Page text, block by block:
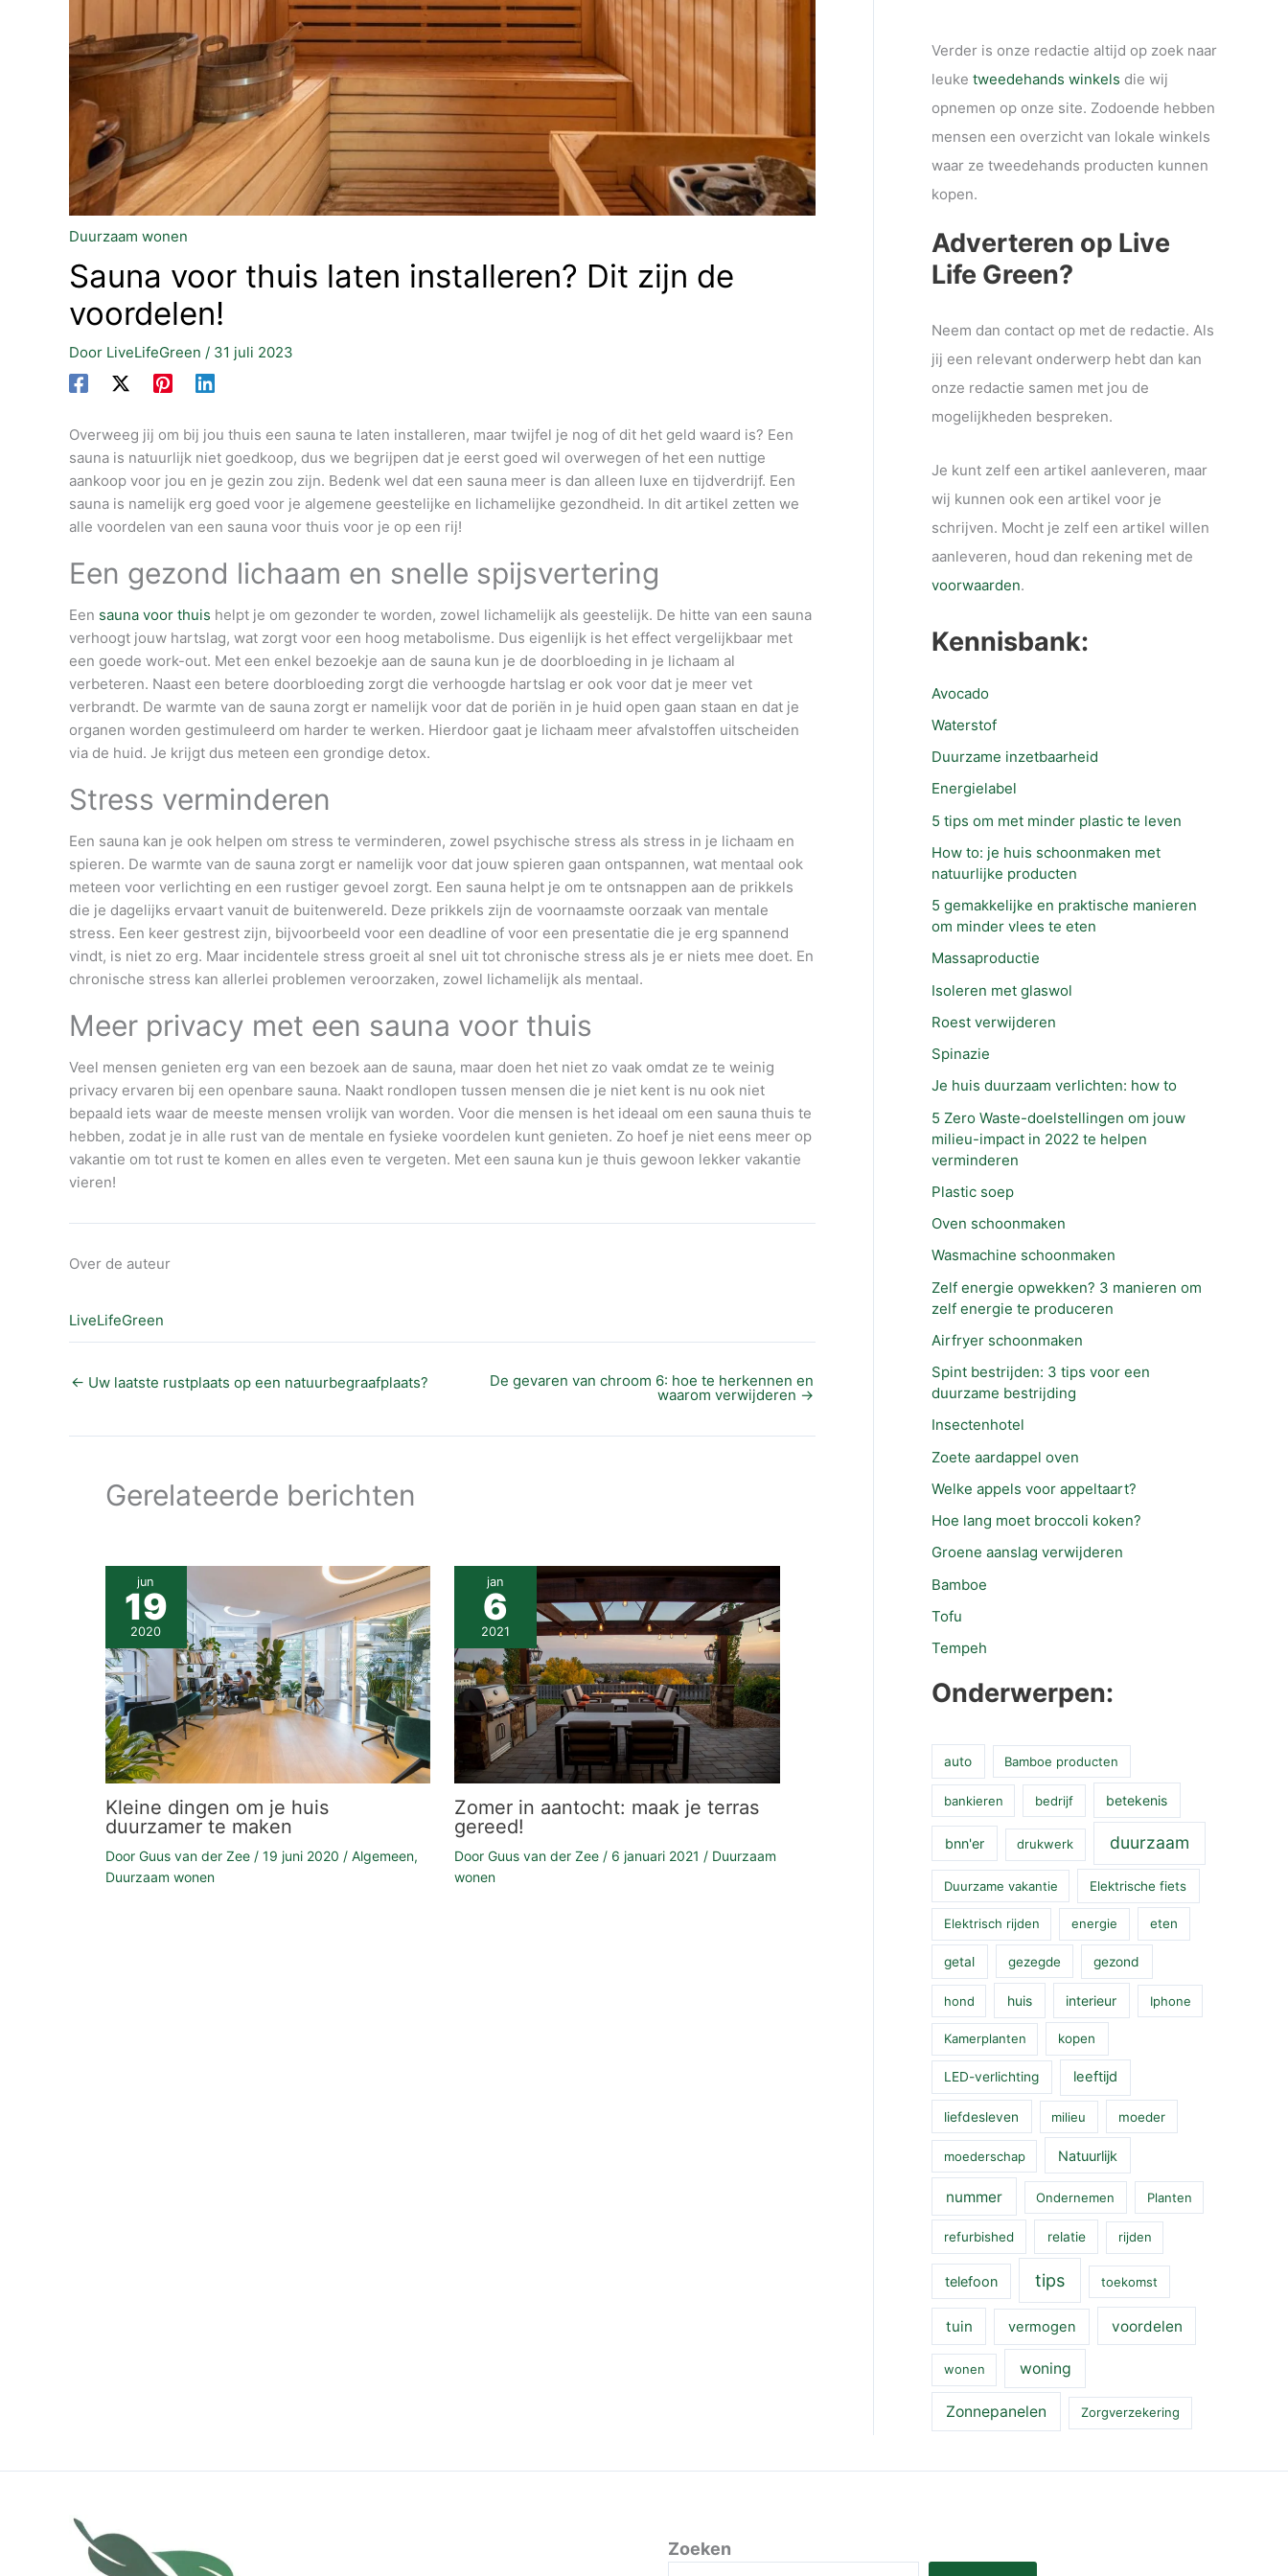
Duurzaam wonen
Sauna voor thuis laten installeren? Dit zijn de
voordelen!
Door LiveLifeGreen / 31 juli 2023
Overweeg jij om bij jou thuis een sauna te laten installeren, maar twijfel je nog of dit het geld waard is? Een
sauna is natuurlijk niet goedkoop, dus we begrijpen dat je eerst goed wil overwegen of het een nuttige
aankoop voor jou en je gezin zou zijn. Bedenk wel dat een sauna meer is dan alleen luxe en tijdverdrijf. Een
sauna is namelijk erg goed voor je algemene geestelijke en lichamelijke gezondheid. In dit artikel zetten we
alle voordelen van een sauna voor thuis voor je op een rij!
Een gezond lichaam en snelle spijsvertering
Een sauna voor thuis helpt je om gezonder te worden, zowel lichamelijk als geestelijk. De hitte van een sauna
verhoogt jouw hartslag, wat zorgt voor een hoog metabolisme. Dus eigenlijk is het effect vergelijkbaar met
een goede work-out. Met een enkel bezoekje aan de sauna kun je de doorbloeding in je lichaam al
verbeteren. Naast een betere doorbloeding zorgt die verhoogde hartslag er ook voor dat je meer vet
verbrandt. De warmte van de sauna zorgt er namelijk voor dat de poriën in je huid open gaan staan en dat je
organen worden gestimuleerd om harder te werken. Hierdoor gaat je lichaam meer afvalstoffen uitscheiden
via de huid. Je krijgt dus meteen een grondige detox.
Stress verminderen
Een sauna kan je ook helpen om stress te verminderen, zowel psychische stress als stress in je lichaam en
spieren. De warmte van de sauna zorgt er namelijk voor dat jouw spieren gaan ontspannen, wat mentaal ook
meteen voor verlichting en een rustiger gevoel zorgt. Een sauna helpt je om te ontsnappen aan de prikkels
die je dagelijks ervaart vanuit de buitenwereld. Deze prikkels zijn de voornaamste oorzaak van mentale
stress. Een keer gestrest zijn, bijvoorbeeld voor een deadline of voor een presentatie die je erg spannend
vindt, is niet zo erg. Maar incidentele stress groeit al snel uit tot chronische stress als je er niets mee doet. En
chronische stress kan allerlei problemen veroorzaken, zowel lichamelijk als mentaal.
Meer privacy met een sauna voor thuis
Veel mensen genieten erg van een bezoek aan de sauna, maar doen het niet zo vaak omdat ze te weinig
privacy ervaren bij een openbare sauna. Naakt rondlopen tussen mensen die je niet kent is nu ook niet
bepaald iets waar de meeste mensen vrolijk van worden. Voor die mensen is het ideaal om een sauna thuis te
hebben, zodat je in alle rust van de mentale en fysieke voordelen kunt genieten. Zo hoef je niet eens meer op
vakantie om tot rust te komen en alles even te vergeten. Met een sauna kun je thuis gewoon lekker vakantie
vieren!
Over de auteur
LiveLifeGreen
← Uw laatste rustplaats op een natuurbegraafplaats? De gevaren van chroom 6: hoe te herkennen en
waarom verwijderen →
Gerelateerde berichten
jun
19
2020
Kleine dingen om je huis
duurzamer te maken
Door Guus van der Zee / 19 juni 2020 / Algemeen,
Duurzaam wonen
jan
6
2021
Zomer in aantocht: maak je terras
gereed!
Door Guus van der Zee / 6 januari 2021 / Duurzaam
wonen
Verder is onze redactie altijd op zoek naar
leuke tweedehands winkels die wij
opnemen op onze site. Zodoende hebben
mensen een overzicht van lokale winkels
waar ze tweedehands producten kunnen
kopen.
Adverteren op Live
Life Green?
Neem dan contact op met de redactie. Als
jij een relevant onderwerp hebt dan kan
onze redactie samen met jou de
mogelijkheden bespreken.
Je kunt zelf een artikel aanleveren, maar
wij kunnen ook een artikel voor je
schrijven. Mocht je zelf een artikel willen
aanleveren, houd dan rekening met de
voorwaarden.
Kennisbank:
Avocado
Waterstof
Duurzame inzetbaarheid
Energielabel
5 tips om met minder plastic te leven
How to: je huis schoonmaken met
natuurlijke producten
5 gemakkelijke en praktische manieren
om minder vlees te eten
Massaproductie
Isoleren met glaswol
Roest verwijderen
Spinazie
Je huis duurzaam verlichten: how to
5 Zero Waste-doelstellingen om jouw
milieu-impact in 2022 te helpen
verminderen
Plastic soep
Oven schoonmaken
Wasmachine schoonmaken
Zelf energie opwekken? 3 manieren om
zelf energie te produceren
Airfryer schoonmaken
Spint bestrijden: 3 tips voor een
duurzame bestrijding
Insectenhotel
Zoete aardappel oven
Welke appels voor appeltaart?
Hoe lang moet broccoli koken?
Groene aanslag verwijderen
Bamboe
Tofu
Tempeh
Onderwerpen:
auto Bamboe producten
bankieren bedrijf betekenis
bnn'er drukwerk duurzaam
Duurzame vakantie Elektrische fiets
Elektrisch rijden energie eten
getal gezegde gezond
hond huis interieur Iphone
Kamerplanten kopen
LED-verlichting leeftijd
liefdesleven milieu moeder
moederschap Natuurlijk
nummer Ondernemen Planten
refurbished relatie rijden
telefoon tips toekomst
tuin vermogen voordelen
wonen woning
Zonnepanelen Zorgverzekering
Zoeken